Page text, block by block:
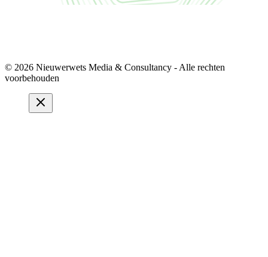
© 2026 Nieuwerwets Media & Consultancy - Alle rechten
voorbehouden